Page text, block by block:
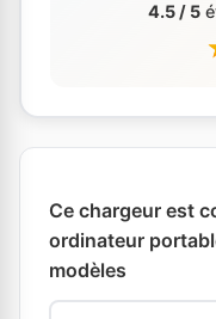
4.5 / 5
Ce chargeur est
ordinateur
modèles